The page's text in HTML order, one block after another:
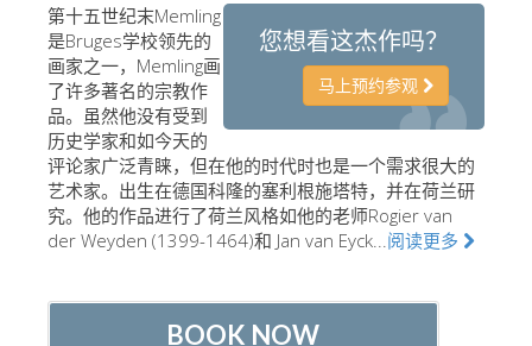
展示室
艺术家
新展示室厅
佛罗伦萨博物馆
巴杰罗美术馆
学院美术馆
您想看这杰作吗？
马上预约参观
第十五世纪末Memling
是Bruges学校领先的
画家之一，Memling画
了许多著名的宗教作
品。虽然他没有受到
历史学家和如今天的
评论家广泛青睐，但在他的时代时也是一个需求很大的
艺术家。出生在德国科隆的塞利根施塔特，并在荷兰研
究。他的作品进行了荷兰风格如他的老师Rogier van
der Weyden (1399-1464)和 Jan van Eyck...阅读更多